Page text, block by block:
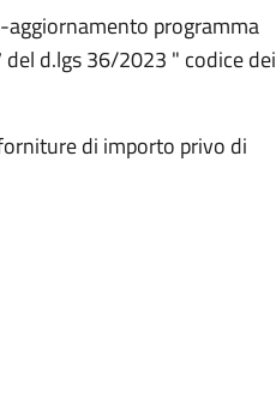
programma
d.lgs 36/2023 " codice dei
di importo privo di